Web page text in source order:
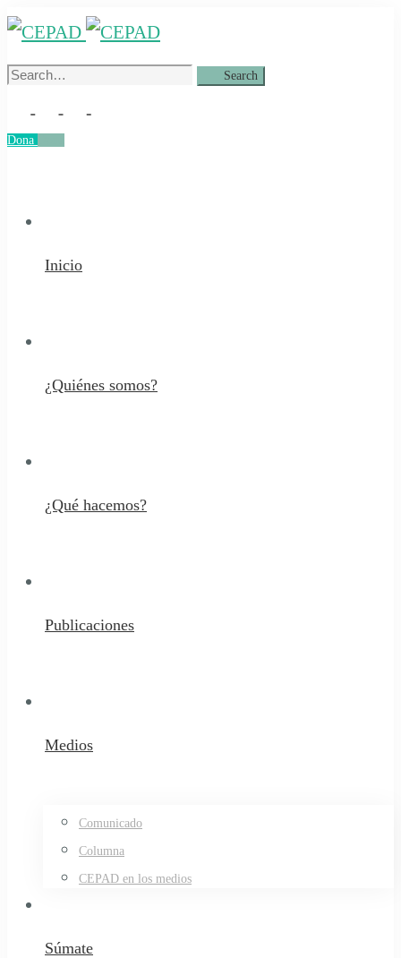
Search
Search
Dona
Inicio
¿Quiénes somos?
¿Qué hacemos?
Publicaciones
Medios
Comunicado
Columna
CEPAD en los medios
Súmate